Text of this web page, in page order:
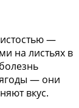
—
на листьях в
— они
вкус.